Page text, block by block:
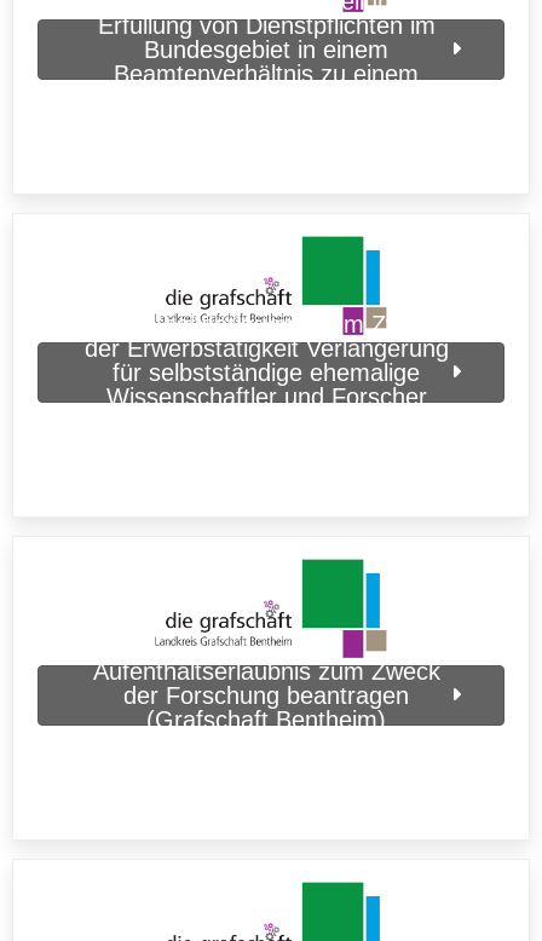
Erfüllung von Dienstpflichten im
Bundesgebiet in einem
Beamtenverhältnis zu einem
Aufenthaltserlaubnis zum Zweck
der Erwerbstätigkeit Verlängerung
für selbstständige ehemalige
Wissenschaftler und Forscher
Aufenthaltserlaubnis zum Zweck
der Forschung beantragen
(Grafschaft Bentheim)